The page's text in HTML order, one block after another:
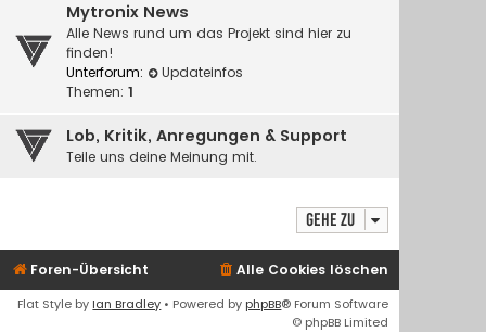
Mytronix News
Alle News rund um das Projekt sind hier zu
finden!
Unterforum:
Updateinfos
Themen: 1
Lob, Kritik, Anregungen & Support
Teile uns deine Meinung mit.
Gehe zu
Foren-Übersicht Alle Cookies löschen
Flat Style by Ian Bradley • Powered by phpBB® Forum Software
© phpBB Limited